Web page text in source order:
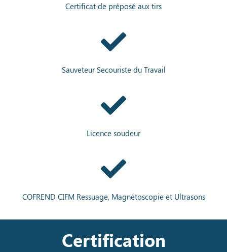
Certificat de préposé aux tirs
Sauveteur Secouriste du Travail
Licence soudeur
COFREND CIFM Ressuage, Magnétoscopie et Ultrasons
Certification